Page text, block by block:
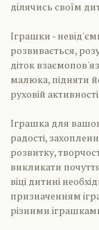
ділячись своїм
Іграшки -
розвивається,
діток
малюка, підняти
руховій активності.
Іграшка для
радості,
розвитку,
викликати
віці дитині
призначенням
різними